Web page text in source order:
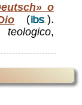
o
(
).
,